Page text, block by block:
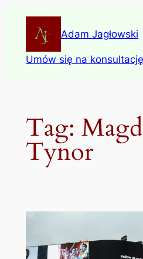
content
Adam Jagłowski
Umów się na konsultację
Tag:
Tynor